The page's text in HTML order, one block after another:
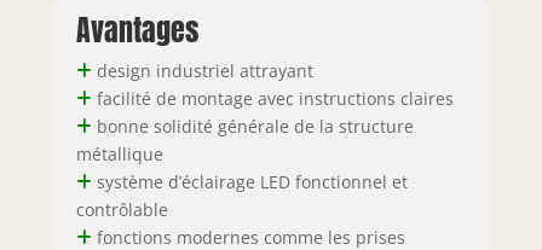
Avantages
design industriel attrayant
facilité de montage avec instructions claires
bonne solidité générale de la structure
métallique
système d’éclairage LED fonctionnel et
contrôlable
fonctions modernes comme les prises